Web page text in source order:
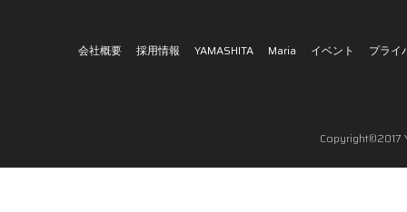
会社概要 採用情報 YAMASHITA Maria イベント プライ
Copyright©2017